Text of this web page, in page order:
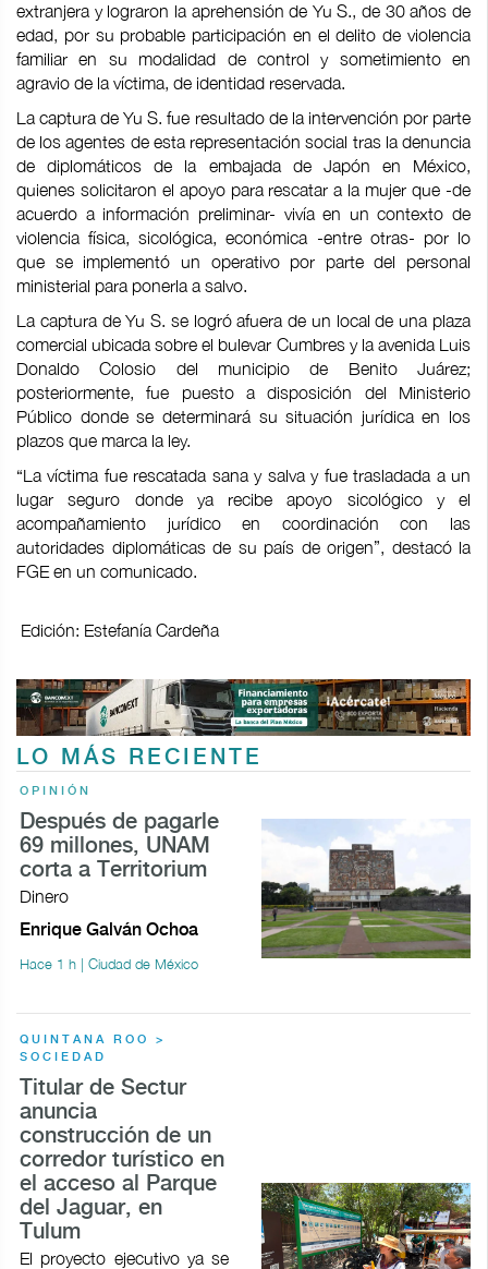
extranjera y lograron la aprehensión de Yu S., de 30 años de
edad, por su probable participación en el delito de violencia
familiar en su modalidad de control y sometimiento en
agravio de la víctima, de identidad reservada.
La captura de Yu S. fue resultado de la intervención por parte
de los agentes de esta representación social tras la denuncia
de diplomáticos de la embajada de Japón en México,
quienes solicitaron el apoyo para rescatar a la mujer que -de
acuerdo a información preliminar- vivía en un contexto de
violencia física, sicológica, económica -entre otras- por lo
que se implementó un operativo por parte del personal
ministerial para ponerla a salvo.
La captura de Yu S. se logró afuera de un local de una plaza
comercial ubicada sobre el bulevar Cumbres y la avenida Luis
Donaldo Colosio del municipio de Benito Juárez;
posteriormente, fue puesto a disposición del Ministerio
Público donde se determinará su situación jurídica en los
plazos que marca la ley.
“La víctima fue rescatada sana y salva y fue trasladada a un
lugar seguro donde ya recibe apoyo sicológico y el
acompañamiento jurídico en coordinación con las
autoridades diplomáticas de su país de origen”, destacó la
FGE en un comunicado.
Edición: Estefanía Cardeña
LO MÁS RECIENTE
OPINIÓN
Después de pagarle
69 millones, UNAM
corta a Territorium
Dinero
Enrique Galván Ochoa
Hace 1 h | Ciudad de México
QUINTANA ROO >
SOCIEDAD
Titular de Sectur
anuncia
construcción de un
corredor turístico en
el acceso al Parque
del Jaguar, en
Tulum
El proyecto ejecutivo ya se